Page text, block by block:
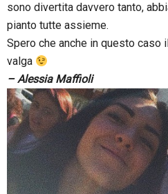
sono divertita davvero tanto,
pianto tutte assieme.
Spero che anche in questo caso
valga
– Alessia Maffioli